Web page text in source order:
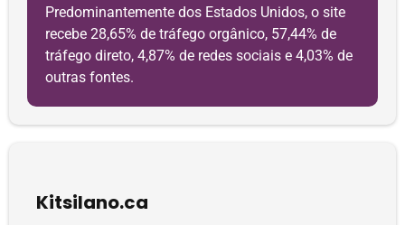
Predominantemente dos Estados Unidos, o site
recebe 28,65% de tráfego orgânico, 57,44% de
tráfego direto, 4,87% de redes sociais e 4,03% de
outras fontes.
Kitsilano.ca